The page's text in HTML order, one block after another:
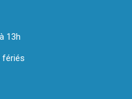
13h
fériés